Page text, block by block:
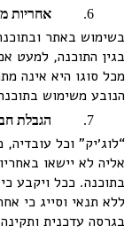
אחריות
בשימוש באתר
בגין התוכנה, למעט
מכל סוגו היא אינה
הנובע משימוש
הגבלת
“לוג׳יק” וכל
אליה לא יישאו
בתוכנה. ככל ויקבע
ללא תנאי וסייג כי
בגרסה עדכנית